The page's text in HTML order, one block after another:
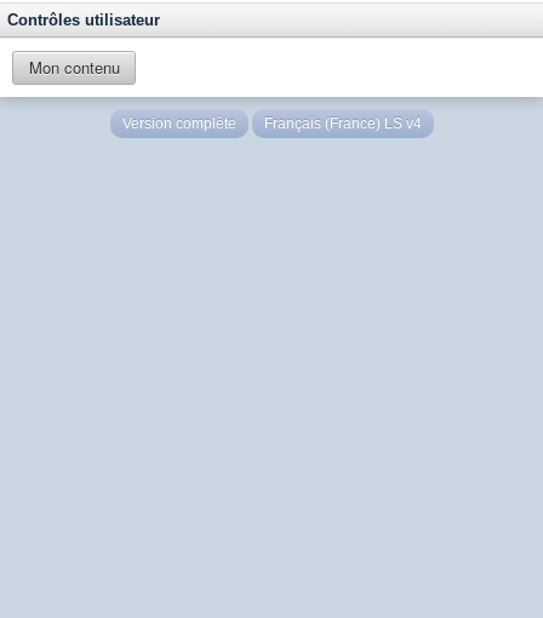
Contrôles utilisateur
Mon contenu
Version complète Français (France) LS v4